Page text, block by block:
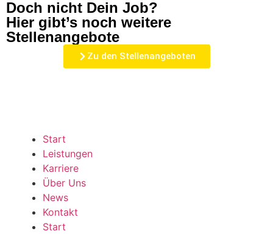
Doch nicht Dein Job?
Hier gibt’s noch weitere
Stellenangebote
Zu den Stellenangeboten
Start
Leistungen
Karriere
Über Uns
News
Kontakt
Start